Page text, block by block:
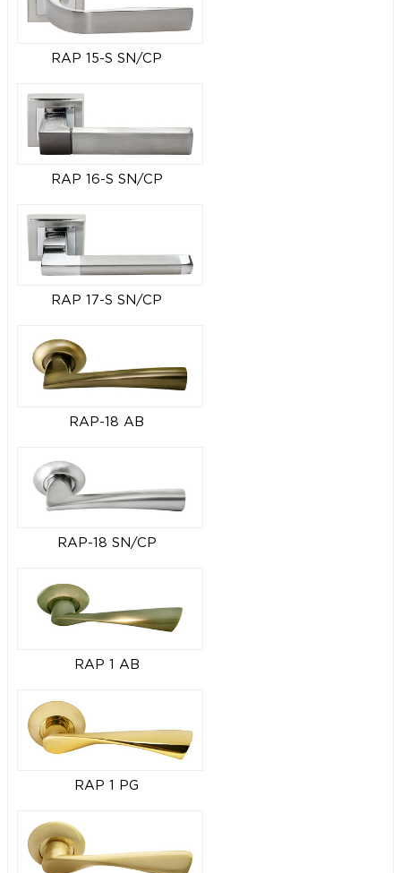
RAP 15-S SN/CP
RAP 16-S SN/CP
RAP 17-S SN/CP
RAP-18 AB
RAP-18 SN/CP
RAP 1 AB
RAP 1 PG